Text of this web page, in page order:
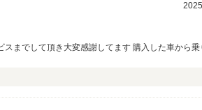
までして頂き大変感謝してます 購入した車から